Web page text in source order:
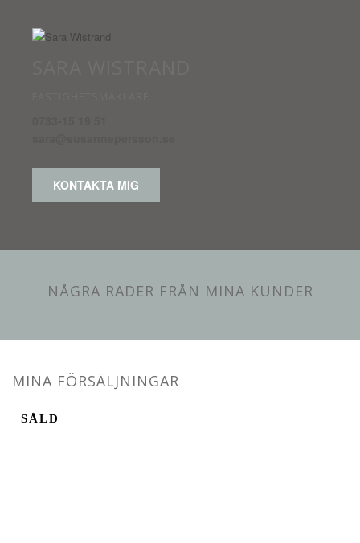
KONTAKTA MIG
NÅGRA RADER FRÅN MINA KUNDER
MINA FÖRSÄLJNINGAR
SÅLD